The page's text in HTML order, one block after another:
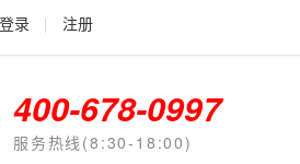
登录 注册
400-678-0997
服务热线(8:30-18:00)